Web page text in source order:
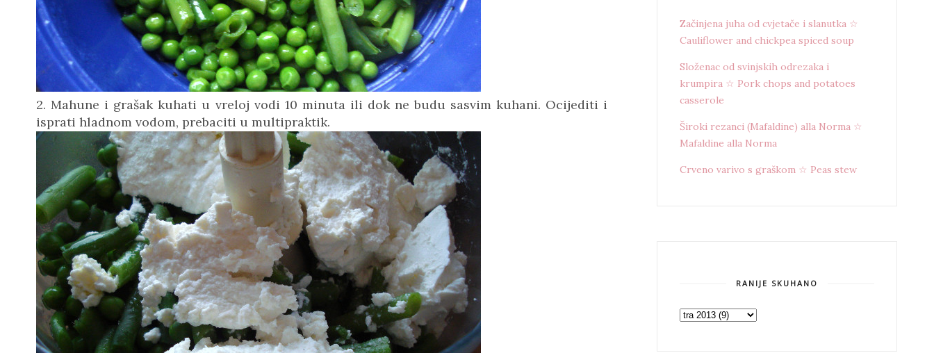
2. Mahune i grašak kuhati u vreloj vodi 10 minuta ili dok ne budu sasvim kuhani. Ocijediti i
isprati hladnom vodom, prebaciti u multipraktik.
Začinjena juha od cvjetače i slanutka ☆
Cauliflower and chickpea spiced soup
Složenac od svinjskih odrezaka i
krumpira ☆ Pork chops and potatoes
casserole
Široki rezanci (Mafaldine) alla Norma ☆
Mafaldine alla Norma
Crveno varivo s graškom ☆ Peas stew
RANIJE SKUHANO